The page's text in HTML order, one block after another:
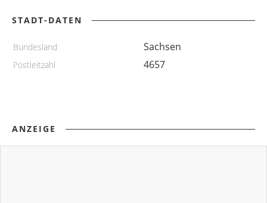
STADT-DATEN
Bundesland Sachsen
Postleitzahl 4657
ANZEIGE